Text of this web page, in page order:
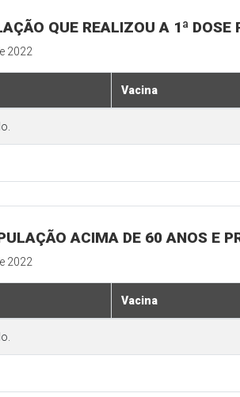
QUE REALIZOU A 1ª
2022
Vacina
ACIMA DE 60 ANOS E
2022
Vacina